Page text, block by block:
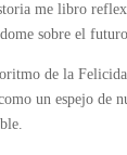
me libro
sobre el
de la
un espejo de